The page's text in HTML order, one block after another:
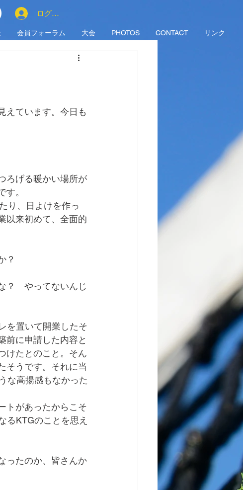
会員フォーラム 大会 PHOTOS CONTACT リンク
ログイン
えています。今日も
ろげる暖かい場所が
。
り、日よけを作っ
以来初めて、全面的
？
？　やってないんじ
を置いて開業したそ
前に申請した内容と
けたとのこと。そん
そうです。それに当
な高揚感もなかった
トがあったからこそ
るKTGのことを思え
ったのか、皆さんか